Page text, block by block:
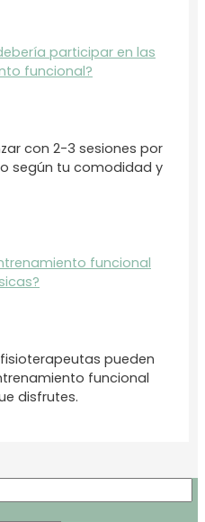
participar en las
funcional?
con 2-3 sesiones por
según tu comodidad y
funcional
pueden
funcional
disfrutes.